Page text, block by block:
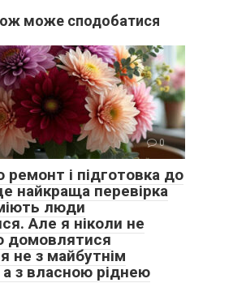
може сподобатися
0
і підготовка до
найкраща перевірка
люди
Але я ніколи не
домовлятися
не з майбутнім
з власною ріднею